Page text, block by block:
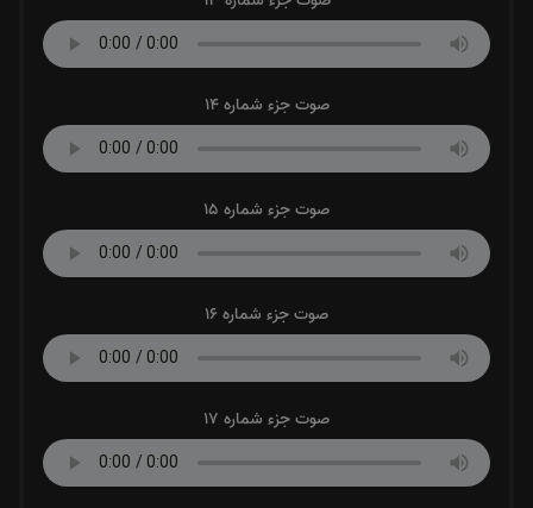
صوت جزء شماره 14
صوت جزء شماره 15
صوت جزء شماره 16
صوت جزء شماره 17